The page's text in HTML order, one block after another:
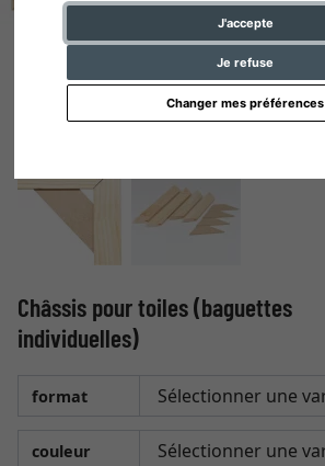
J'accepte
Je refuse
Changer mes préférences
Châssis pour toiles (baguettes
individuelles)
format
couleur